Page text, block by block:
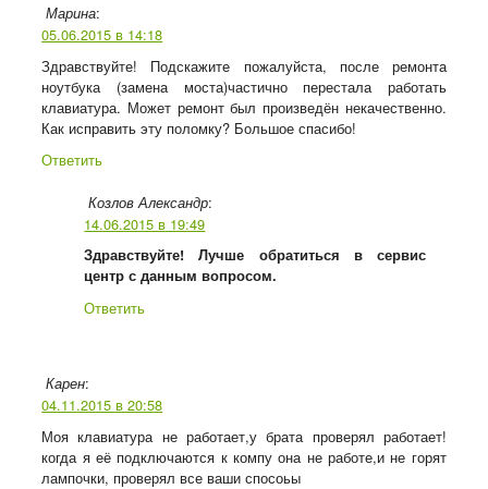
Марина:
05.06.2015 в 14:18
Здравствуйте! Подскажите пожалуйста, после ремонта
ноутбука (замена моста)частично перестала работать
клавиатура. Может ремонт был произведён некачественно.
Как исправить эту поломку? Большое спасибо!
Ответить
Козлов Александр:
14.06.2015 в 19:49
Здравствуйте! Лучше обратиться в сервис
центр с данным вопросом.
Ответить
Карен:
04.11.2015 в 20:58
Моя клавиатура не работает,у брата проверял работает!
когда я её подключаются к компу она не работе,и не горят
лампочки, проверял все ваши спосоьы